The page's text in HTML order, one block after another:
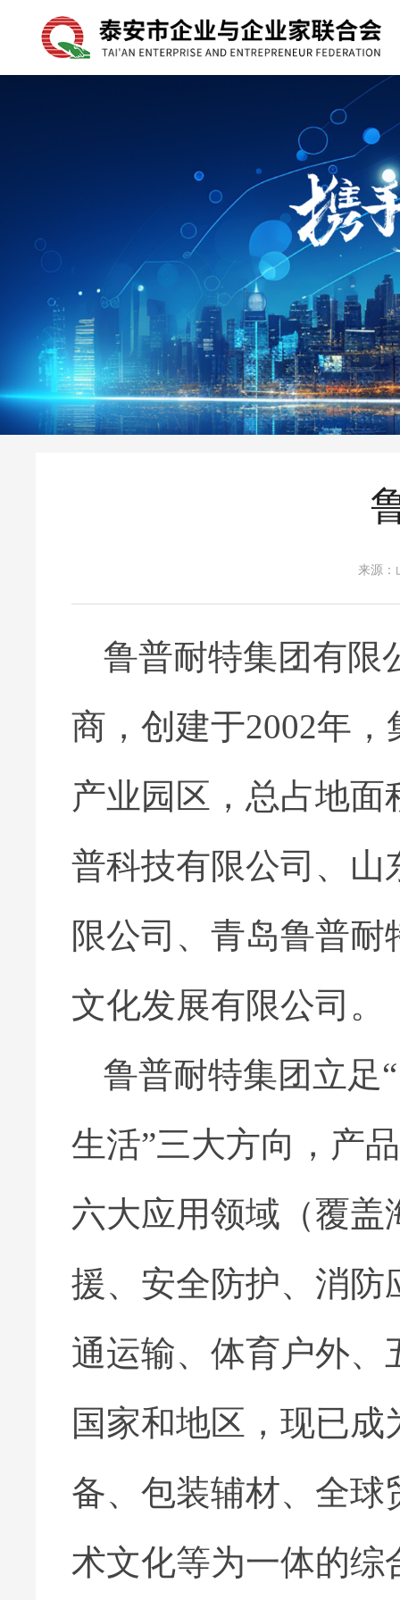
来源：
鲁普耐特集团有限
商，创建于2002年
产业园区，总占地面
普科技有限公司、山
限公司、青岛鲁普
文化发展有限公司。
鲁普耐特集团立足
生活”三大方向，产
六大应用领域（覆
援、安全防护、消防
通运输、体育户外、
国家和地区，现已
备、包装辅材、全
术文化等为一体的综